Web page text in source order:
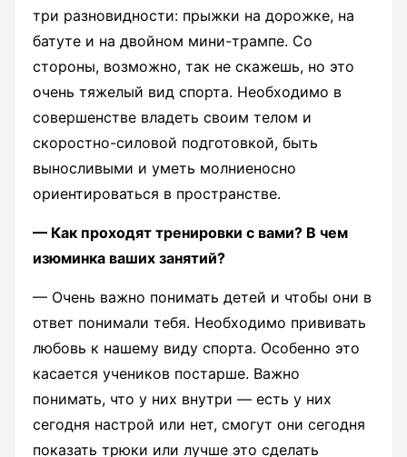
три разновидности: прыжки на дорожке, на
батуте и на двойном мини-трампе. Со
стороны, возможно, так не скажешь, но это
очень тяжелый вид спорта. Необходимо в
совершенстве владеть своим телом и
скоростно-силовой подготовкой, быть
выносливыми и уметь молниеносно
ориентироваться в пространстве.
— Как проходят тренировки с вами? В чем
изюминка ваших занятий?
— Очень важно понимать детей и чтобы они в
ответ понимали тебя. Необходимо прививать
любовь к нашему виду спорта. Особенно это
касается учеников постарше. Важно
понимать, что у них внутри — есть у них
сегодня настрой или нет, смогут они сегодня
показать трюки или лучше это сделать